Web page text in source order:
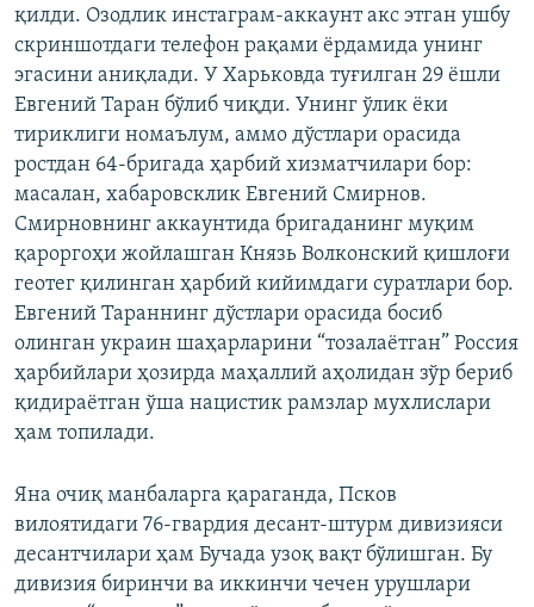
қилди. Озодлик инстаграм-аккаунт акс этган ушбу
скриншотдаги телефон рақами ёрдамида унинг
эгасини аниқлади. У Харьковда туғилган 29 ёшли
Евгений Таран бўлиб чиқди. Унинг ўлик ёки
тириклиги номаълум, аммо дўстлари орасида
ростдан 64-бригада ҳарбий хизматчилари бор:
масалан, хабаровсклик Евгений Смирнов.
Смирновнинг аккаунтида бригаданинг муқим
қароргоҳи жойлашган Князь Волконский қишлоғи
геотег қилинган ҳарбий кийимдаги суратлари бор.
Евгений Тараннинг дўстлари орасида босиб
олинган украин шаҳарларини “тозалаётган” Россия
ҳарбийлари ҳозирда маҳаллий аҳолидан зўр бериб
қидираётган ўша нацистик рамзлар мухлислари
ҳам топилади.
Яна очиқ манбаларга қараганда, Псков
вилоятидаги 76-гвардия десант-штурм дивизияси
десантчилари ҳам Бучада узоқ вақт бўлишган. Бу
дивизия биринчи ва иккинчи чечен урушлари